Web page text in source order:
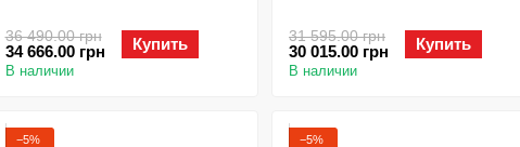
36 490.00 грн
34 666.00 грн Купить
В наличии
31 595.00 грн
30 015.00 грн Купить
В наличии
−5% −5%